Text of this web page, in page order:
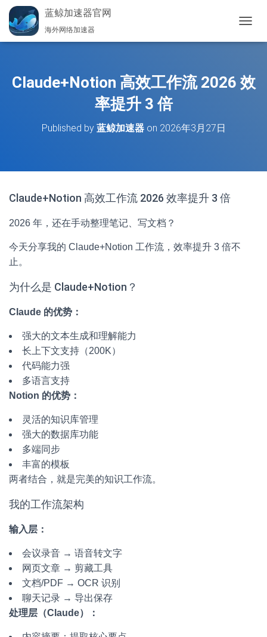
蓝鲸加速器官网
海外网络加速器
换
Claude+Notion 高效工作流 2026 效
率提升 3 倍
Published by 蓝鲸加速器on 2026年3月27日
Claude+Notion 高效工作流 2026 效率提升 3 倍
2026 年，还在手动整理笔记、写文档？
今天分享我的 Claude+Notion 工作流，效率提升 3 倍不
止。
为什么是 Claude+Notion？
Claude 的优势：
强大的文本生成和理解能力
长上下文支持（200K）
代码能力强
多语言支持
Notion 的优势：
灵活的知识库管理
强大的数据库功能
多端同步
丰富的模板
两者结合，就是完美的知识工作流。
我的工作流架构
输入层：
会议录音 → 语音转文字
网页文章 → 剪藏工具
文档/PDF → OCR 识别
聊天记录 → 导出保存
处理层（Claude）：